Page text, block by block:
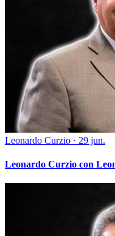
Leonardo Curzio · 29 jun.
Leonardo Curzio con